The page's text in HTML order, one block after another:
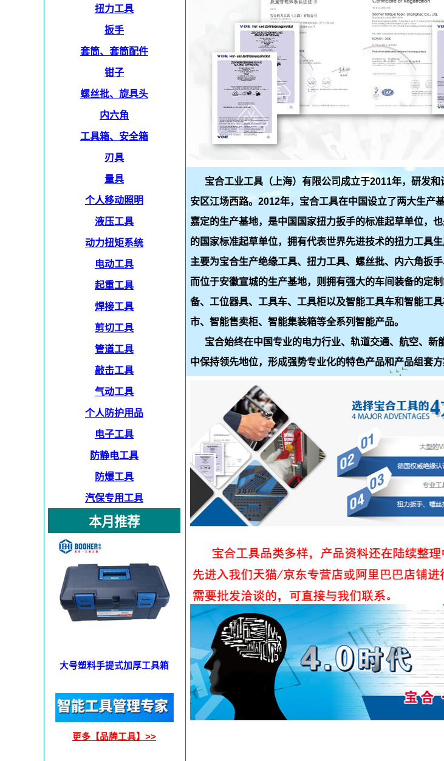
扭力工具
扳手
套筒、套筒配件
钳子
螺丝批、旋具头
内六角
工具箱、安全箱
刃具
量具
个人移动照明
液压工具
动力扭矩系统
电动工具
起重工具
焊接工具
剪切工具
管道工具
敲击工具
气动工具
个人防护用品
电子工具
防静电工具
防爆工具
汽保专用工具
本月推荐
大号塑料手提式加厚工具箱
更多【品牌工具】>>
宝合工业工具（上海）有限公司成立于2011年，研发
安区江场西路。2012年，宝合工具在中国设立了两大生产
嘉定的生产基地，是中国国家扭力扳手的标准起草单位，
的国家标准起草单位，拥有代表世界先进技术的扭力工具生
主要为宝合生产绝缘工具、扭力工具、螺丝批、内六角扳手
而位于安徽宣城的生产基地，则拥有强大的车间装备的定
备、工位器具、工具车、工具柜以及智能工具车和智能工
市、智能售卖柜、智能集装箱等全系列智能产品。
宝合始终在中国专业的电力行业、轨道交通、航空、新
中保持领先地位，形成强势专业化的特色产品和产品组套方